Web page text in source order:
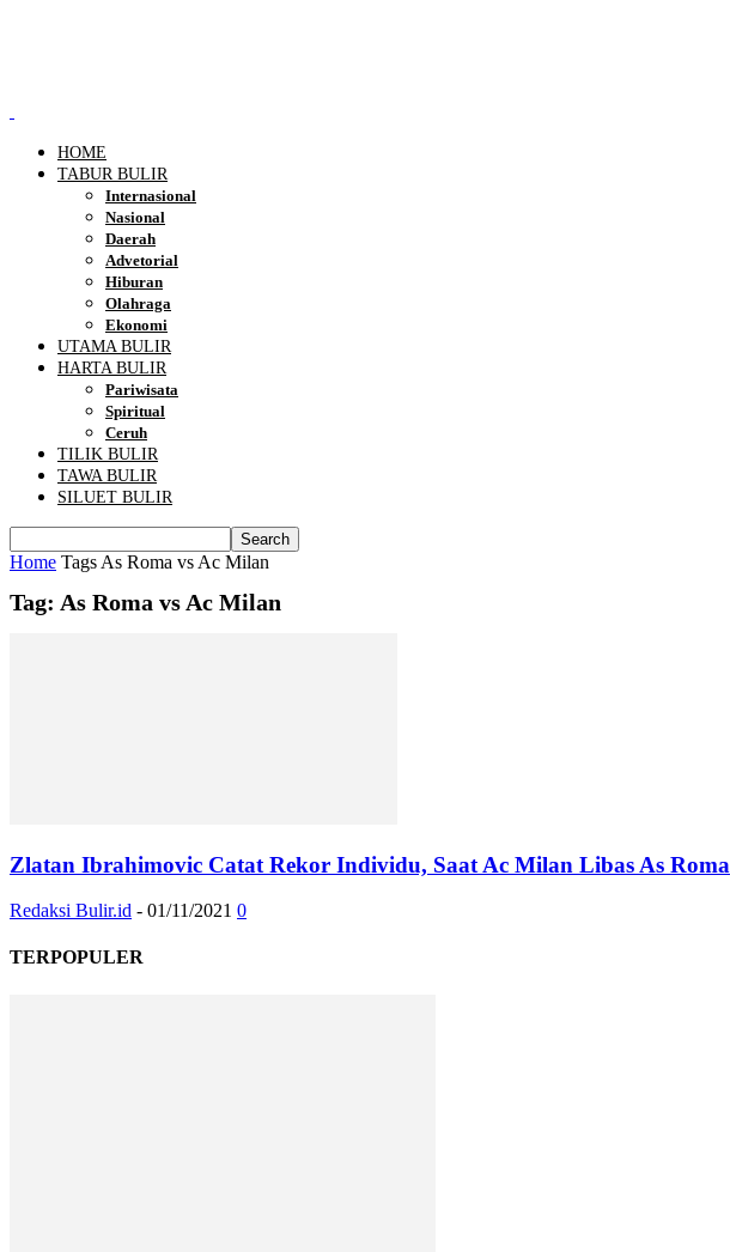
HOME
TABUR BULIR
Internasional
Nasional
Daerah
Advetorial
Hiburan
Olahraga
Ekonomi
UTAMA BULIR
HARTA BULIR
Pariwisata
Spiritual
Ceruh
TILIK BULIR
TAWA BULIR
SILUET BULIR
Home Tags As Roma vs Ac Milan
Tag: As Roma vs Ac Milan
Zlatan Ibrahimovic Catat Rekor Individu, Saat Ac Milan Libas As Roma
Redaksi Bulir.id - 01/11/2021 0
TERPOPULER